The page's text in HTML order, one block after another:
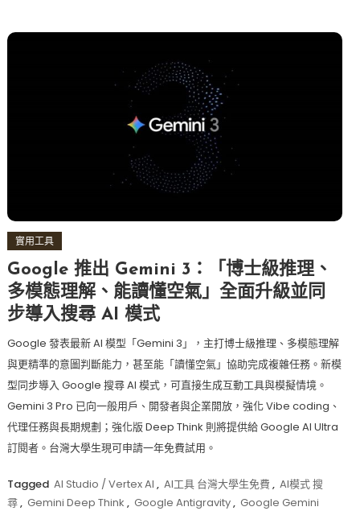
實用工具
Google 推出 Gemini 3：「博士級推理、
多模態理解、能讀懂空氣」全面升級並同
步導入搜尋 AI 模式
Google 發表最新 AI 模型「Gemini 3」，主打博士級推理、多模態理解
與更精準的意圖判斷能力，甚至能「讀懂空氣」協助完成複雜任務。新模
型同步導入 Google 搜尋 AI 模式，可直接生成互動工具與模擬情境。
Gemini 3 Pro 已向一般用戶、開發者與企業開放，強化 Vibe coding、
代理任務與長期規劃；強化版 Deep Think 則將提供給 Google AI Ultra
訂閱者。台灣大學生現可申請一年免費試用。
Tagged AI Studio / Vertex AI , AI工具 台灣大學生免費 , AI模式 搜
尋, Gemini Deep Think , Google Antigravity, Google Gemini